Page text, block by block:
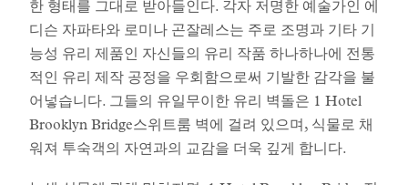
한 형태를 그대로 받아들인다. 각자 저명한 예술가인 에
디슨 자파타와 로미나 곤잘레스는 주로 조명과 기타 기
능성 유리 제품인 자신들의 유리 작품 하나하나에 전통
적인 유리 제작 공정을 우회함으로써 기발한 감각을 불
어넣습니다. 그들의 유일무이한 유리 벽돌은 1 Hotel
Brooklyn Bridge스위트룸 벽에 걸려 있으며, 식물로 채
워져 투숙객의 자연과의 교감을 더욱 깊게 합니다.